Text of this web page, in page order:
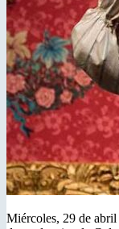
Miércoles, 29 de